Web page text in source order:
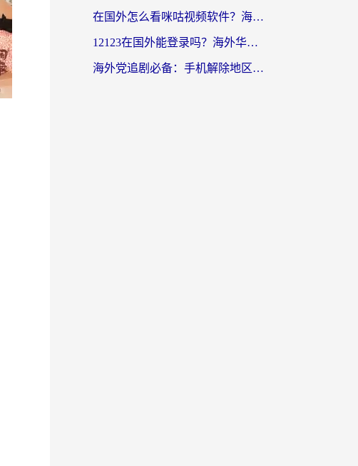
在国外怎么看咪咕视频软件？海外党亲测有效的回国加速方案
12123在国外能登录吗？海外华人必看的回国加速实用指南
海外党追剧必备：手机解除地区限制app怎么选？解决央视视频&国内剧地区限制全指南